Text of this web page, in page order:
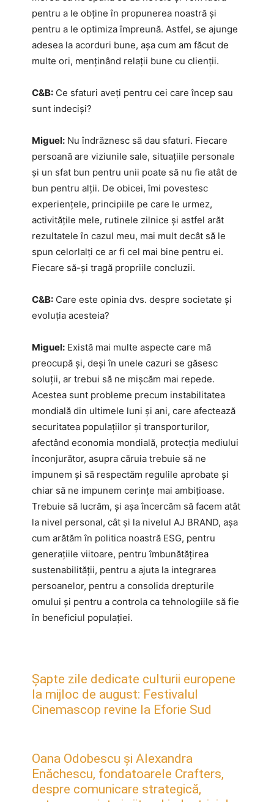
pentru a le obține în propunerea noastră și
pentru a le optimiza împreună. Astfel, se ajunge
adesea la acorduri bune, așa cum am făcut de
multe ori, menținând relații bune cu clienții.
C&B: Ce sfaturi aveți pentru cei care încep sau
sunt indeciși?
Miguel: Nu îndrăznesc să dau sfaturi. Fiecare
persoană are viziunile sale, situațiile personale
și un sfat bun pentru unii poate să nu fie atât de
bun pentru alții. De obicei, îmi povestesc
experiențele, principiile pe care le urmez,
activitățile mele, rutinele zilnice și astfel arăt
rezultatele în cazul meu, mai mult decât să le
spun celorlalți ce ar fi cel mai bine pentru ei.
Fiecare să-și tragă propriile concluzii.
C&B: Care este opinia dvs. despre societate și
evoluția acesteia?
Miguel: Există mai multe aspecte care mă
preocupă și, deși în unele cazuri se găsesc
soluții, ar trebui să ne mișcăm mai repede.
Acestea sunt probleme precum instabilitatea
mondială din ultimele luni și ani, care afectează
securitatea populațiilor și transporturilor,
afectând economia mondială, protecția mediului
înconjurător, asupra căruia trebuie să ne
impunem și să respectăm regulile aprobate și
chiar să ne impunem cerințe mai ambițioase.
Trebuie să lucrăm, și așa încercăm să facem atât
la nivel personal, cât și la nivelul AJ BRAND, așa
cum arătăm în politica noastră ESG, pentru
generațiile viitoare, pentru îmbunătățirea
sustenabilității, pentru a ajuta la integrarea
persoanelor, pentru a consolida drepturile
omului și pentru a controla ca tehnologiile să fie
în beneficiul populației.
Șapte zile dedicate culturii europene
la mijloc de august: Festivalul
Cinemascop revine la Eforie Sud
Oana Odobescu și Alexandra
Enăchescu, fondatoarele Crafters,
despre comunicare strategică,